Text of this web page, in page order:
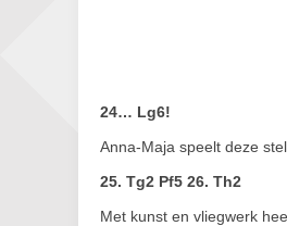
24… Lg6!
Anna-Maja speelt deze
25. Tg2 Pf5 26. Th2
Met kunst en vliegwerk